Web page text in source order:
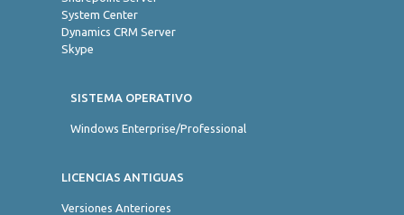
System Center
Dynamics CRM Server
Skype
SISTEMA OPERATIVO
Windows Enterprise/Professional
LICENCIAS ANTIGUAS
Versiones Anteriores